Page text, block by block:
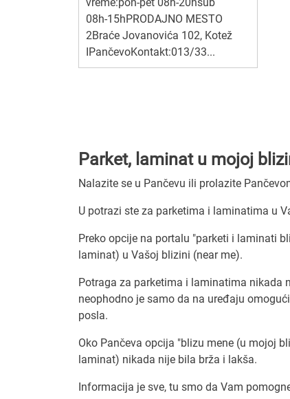
08h-15hPRODAJNO MESTO
2Braće Jovanovića 102, Kotež
IPančevoKontakt:013/33...
Parket, laminat u mojoj
Nalazite se u Pančevu ili prolazite
U potrazi ste za parketima i laminatima u
Preko opcije na portalu "parketi i laminati
laminat) u Vašoj blizini (near me).
Potraga za parketima i laminatima nikada
neophodno je samo da na uređaju
posla.
Oko Pančeva opcija "blizu mene (u mojoj
laminat) nikada nije bila brža i lakša.
Informacija je sve, tu smo da Vam